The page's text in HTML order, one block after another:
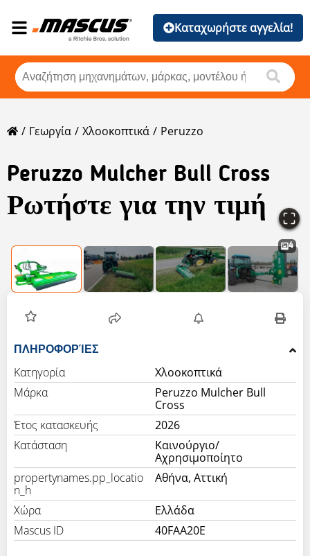
Καταχωρήστε αγγελία!
Γεωργία Χλοοκοπτικά Peruzzo
Peruzzo Mulcher Bull Cross
Ρωτήστε για την τιμή
4
ΠΛΗΡΟΦΟΡΊΕΣ
Κατηγορία
Χλοοκοπτικά
Μάρκα
Peruzzo Mulcher Bull
Cross
Έτος κατασκευής
2026
Κατάσταση
Καινούργιο/
Αχρησιμοποίητο
propertynames.pp_locatio
n_h
Αθήνα, Αττική
Χώρα
Ελλάδα
Mascus ID
40FAA20E